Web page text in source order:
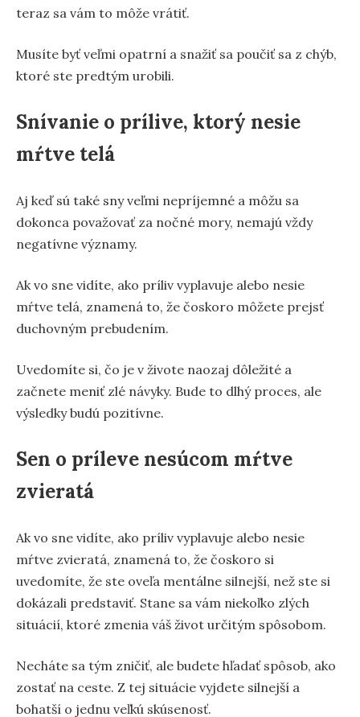
teraz sa vám to môže vrátiť.
Musíte byť veľmi opatrní a snažiť sa poučiť sa z chýb,
ktoré ste predtým urobili.
Snívanie o prílive, ktorý nesie
mŕtve telá
Aj keď sú také sny veľmi nepríjemné a môžu sa
dokonca považovať za nočné mory, nemajú vždy
negatívne významy.
Ak vo sne vidíte, ako príliv vyplavuje alebo nesie
mŕtve telá, znamená to, že čoskoro môžete prejsť
duchovným prebudením.
Uvedomíte si, čo je v živote naozaj dôležité a
začnete meniť zlé návyky. Bude to dlhý proces, ale
výsledky budú pozitívne.
Sen o príleve nesúcom mŕtve
zvieratá
Ak vo sne vidíte, ako príliv vyplavuje alebo nesie
mŕtve zvieratá, znamená to, že čoskoro si
uvedomíte, že ste oveľa mentálne silnejší, než ste si
dokázali predstaviť. Stane sa vám niekoľko zlých
situácií, ktoré zmenia váš život určitým spôsobom.
Necháte sa tým zničiť, ale budete hľadať spôsob, ako
zostať na ceste. Z tej situácie vyjdete silnejší a
bohatší o jednu veľkú skúsenosť.